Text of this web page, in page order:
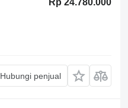
Hubungi penjual